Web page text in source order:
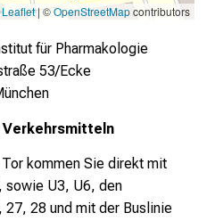
Leaflet| ©OpenStreetMapcontributors
für Pharmakologie
53/Ecke
kommen Sie direkt mit
sowie U3, U6, den
27, 28 und mit der Buslinie